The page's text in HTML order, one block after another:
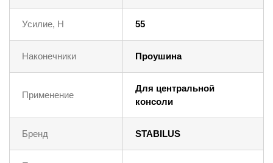
Усилие, Н 55
Наконечники Проушина
Применение
Для центральной
консоли
Бренд STABILUS